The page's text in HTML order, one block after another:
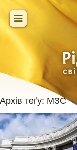
Архів теґу: МЗС